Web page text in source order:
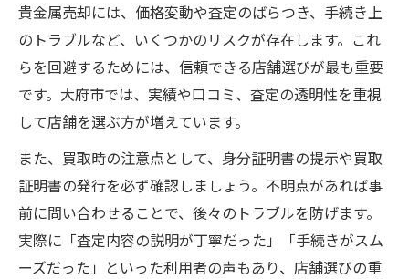
貴金属売却には、価格変動や査定のばらつき、手続き上
のトラブルなど、いくつかのリスクが存在します。これ
らを回避するためには、信頼できる店舗選びが最も重要
です。大府市では、実績や口コミ、査定の透明性を重視
して店舗を選ぶ方が増えています。
また、買取時の注意点として、身分証明書の提示や買取
証明書の発行を必ず確認しましょう。不明点があれば事
前に問い合わせることで、後々のトラブルを防げます。
実際に「査定内容の説明が丁寧だった」「手続きがスム
ーズだった」といった利用者の声もあり、店舗選びの重